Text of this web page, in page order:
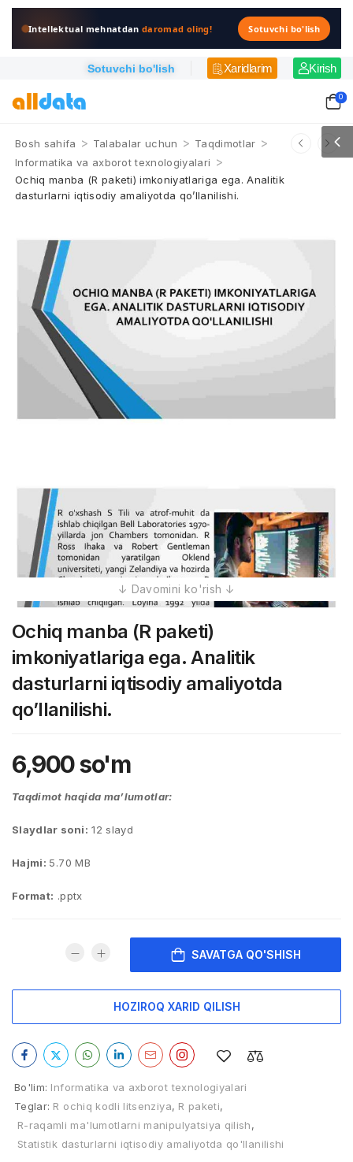
Intellektual mehnatdandaromad oling! Sotuvchi bo'lish
Sotuvchi bo'lish Xaridlarim Kirish
0
Bosh sahifa > Talabalar uchun > Taqdimotlar >
Informatika va axborot texnologiyalari >
Ochiq manba (R paketi) imkoniyatlariga ega. Analitik
dasturlarni iqtisodiy amaliyotda qo’llanilishi.
Ochiq manba (R paketi)
imkoniyatlariga ega. Analitik
dasturlarni iqtisodiy amaliyotda
qo’llanilishi.
6,900so'm
Taqdimot haqida ma’lumotlar:
Slaydlar soni: 12 slayd
Hajmi: 5.70 MB
Format: .pptx
SAVATGA QO'SHISH
HOZIROQ XARID QILISH
Bo'lim: Informatika va axborot texnologiyalari
Teglar: R ochiq kodli litsenziya, R paketi,
R-raqamli ma'lumotlarni manipulyatsiya qilish,
Statistik dasturlarni iqtisodiy amaliyotda qo'llanilishi